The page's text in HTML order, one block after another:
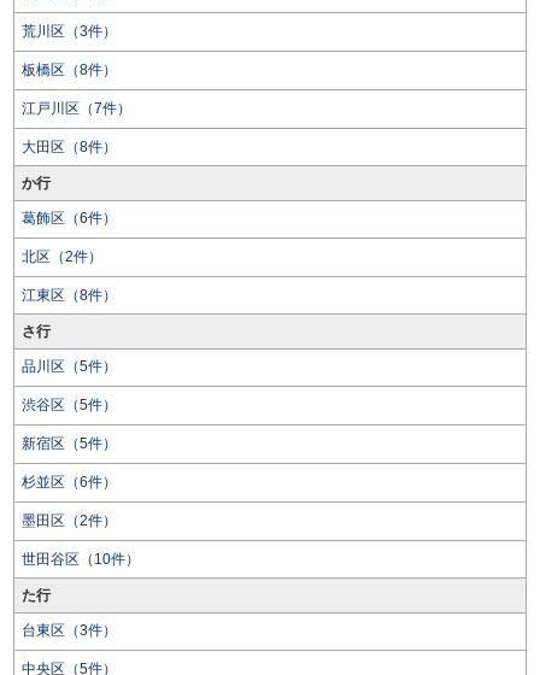
荒川区（3件）
板橋区（8件）
江戸川区（7件）
大田区（8件）
か行
葛飾区（6件）
北区（2件）
江東区（8件）
さ行
品川区（5件）
渋谷区（5件）
新宿区（5件）
杉並区（6件）
墨田区（2件）
世田谷区（10件）
た行
台東区（3件）
中央区（5件）